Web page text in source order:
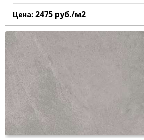
Цена: 2475 руб./м2